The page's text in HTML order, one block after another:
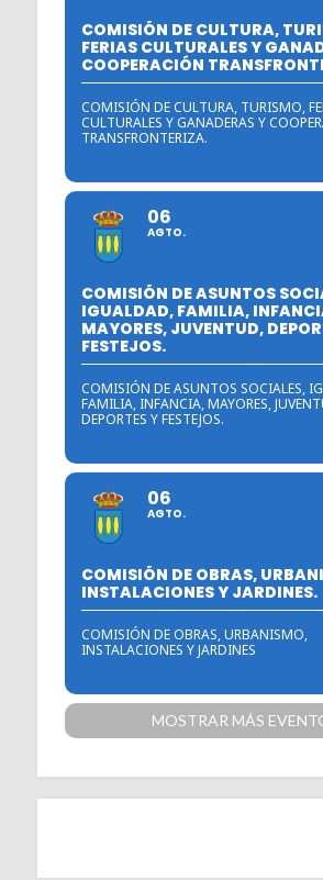
COMISIÓN DE CULTURA,
FERIAS CULTURALES Y
COOPERACIÓN
COMISIÓN DE CULTURA, TURISMO,
CULTURALES Y GANADERAS Y
TRANSFRONTERIZA.
06
AGTO.
COMISIÓN DE ASUNTOS
IGUALDAD, FAMILIA,
MAYORES, JUVENTUD,
FESTEJOS.
COMISIÓN DE ASUNTOS SOCIALES,
FAMILIA, INFANCIA, MAYORES,
DEPORTES Y FESTEJOS.
06
AGTO.
COMISIÓN DE OBRAS,
INSTALACIONES Y JARDINES.
COMISIÓN DE OBRAS, URBANISMO,
INSTALACIONES Y JARDINES
MOSTRAR MÁS